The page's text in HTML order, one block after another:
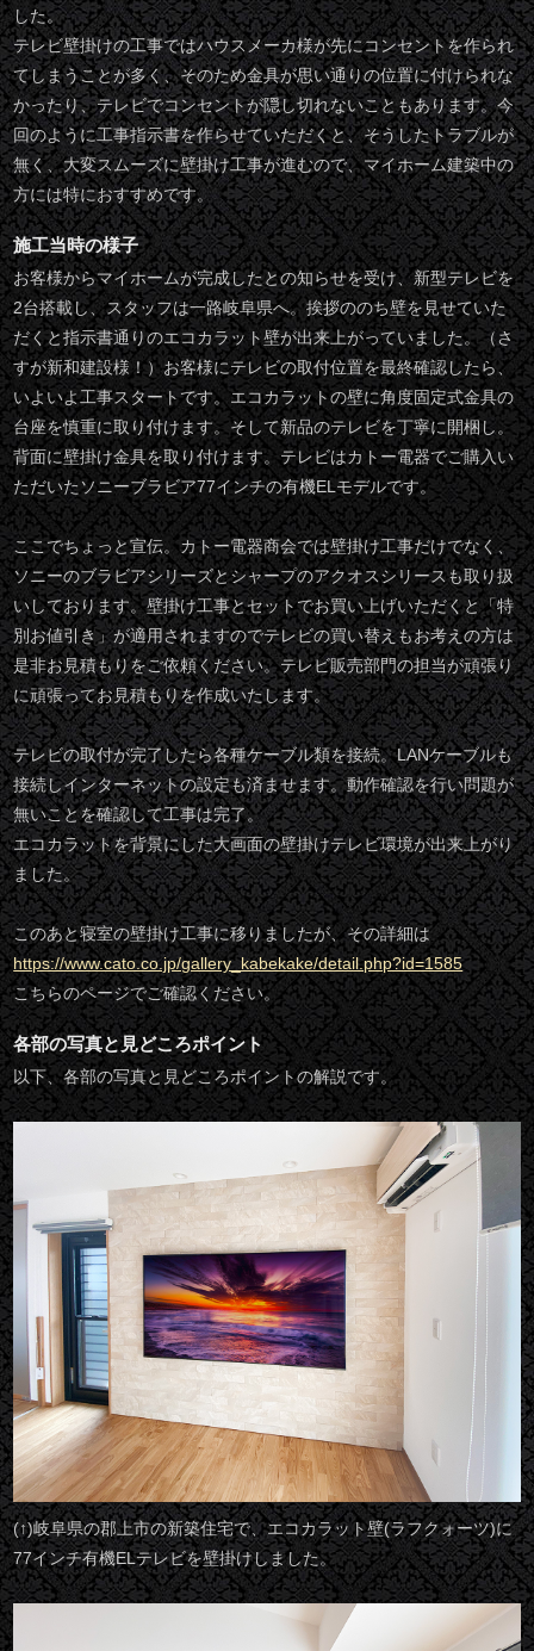
した。
テレビ壁掛けの工事ではハウスメーカ様が先にコンセントを作られ
てしまうことが多く、そのため金具が思い通りの位置に付けられな
かったり、テレビでコンセントが隠し切れないこともあります。今
回のように工事指示書を作らせていただくと、そうしたトラブルが
無く、大変スムーズに壁掛け工事が進むので、マイホーム建築中の
方には特におすすめです。
施工当時の様子
お客様からマイホームが完成したとの知らせを受け、新型テレビを
2台搭載し、スタッフは一路岐阜県へ。挨拶ののち壁を見せていた
だくと指示書通りのエコカラット壁が出来上がっていました。（さ
すが新和建設様！）お客様にテレビの取付位置を最終確認したら、
いよいよ工事スタートです。エコカラットの壁に角度固定式金具の
台座を慎重に取り付けます。そして新品のテレビを丁寧に開梱し。
背面に壁掛け金具を取り付けます。テレビはカトー電器でご購入い
ただいたソニーブラビア77インチの有機ELモデルです。
ここでちょっと宣伝。カトー電器商会では壁掛け工事だけでなく、
ソニーのブラビアシリーズとシャープのアクオスシリースも取り扱
いしております。壁掛け工事とセットでお買い上げいただくと「特
別お値引き」が適用されますのでテレビの買い替えもお考えの方は
是非お見積もりをご依頼ください。テレビ販売部門の担当が頑張り
に頑張ってお見積もりを作成いたします。
テレビの取付が完了したら各種ケーブル類を接続。LANケーブルも
接続しインターネットの設定も済ませます。動作確認を行い問題が
無いことを確認して工事は完了。
エコカラットを背景にした大画面の壁掛けテレビ環境が出来上がり
ました。
このあと寝室の壁掛け工事に移りましたが、その詳細は
https://www.cato.co.jp/gallery_kabekake/detail.php?id=1585
こちらのページでご確認ください。
各部の写真と見どころポイント
以下、各部の写真と見どころポイントの解説です。
(↑)岐阜県の郡上市の新築住宅で、エコカラット壁(ラフクォーツ)に
77インチ有機ELテレビを壁掛けしました。